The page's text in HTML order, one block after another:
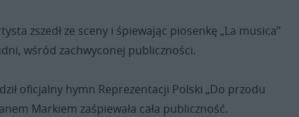
zszedł ze sceny i śpiewając piosenkę „La musica”
wśród zachwyconej publiczności.
oficjalny hymn Reprezentacji Polski „Do przodu
Markiem zaśpiewała cała publiczność.